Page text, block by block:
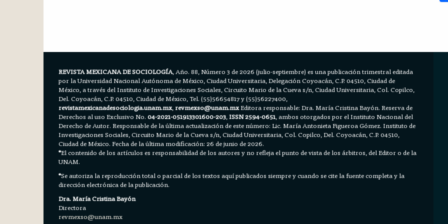
REVISTA MEXICANA DE SOCIOLOGÍA, Año. 88, Número 3 de 2026 (julio-septiembre) es una publicación trimestral editada
por la Universidad Nacional Autónoma de México, Ciudad Universitaria, Delegación Coyoacán, C.P. 04510, Ciudad de
México, a través del Instituto de Investigaciones Sociales, Circuito Mario de la Cueva s/n, Ciudad Universitaria, Col. Copilco,
Del. Coyoacán, C.P. 04510, Ciudad de México, Tel. (55)56654817 y (55)56227400,
revistamexicanadesociologia.unam.mx,revmexso@unam.mxEditora responsable: Dra. María Cristina Bayón. Reserva de
Derechos al uso Exclusivo No.04-2021-051913301600-203,ISSN 2594-0651, ambos otorgados por el Instituto Nacional del
Derecho de Autor. Responsable de la última actualización de este número: Lic. María Antonieta Figueroa Gómez. Instituto de
Investigaciones Sociales, Circuito Mario de la Cueva s/n, Ciudad Universitaria, Col. Copilco, Del. Coyoacán, C.P. 04510,
Ciudad de México. Fecha de la última modificación: 26 de junio de 2026.
*El contenido de los artículos es responsabilidad de los autores y no refleja el punto de vista de los árbitros, del Editor o de la
UNAM.
*Se autoriza la reproducción total o parcial de los textos aquí publicados siempre y cuando se cite la fuente completa y la
dirección electrónica de la publicación.
Dra. María Cristina Bayón
Directora
revmexso@unam.mx